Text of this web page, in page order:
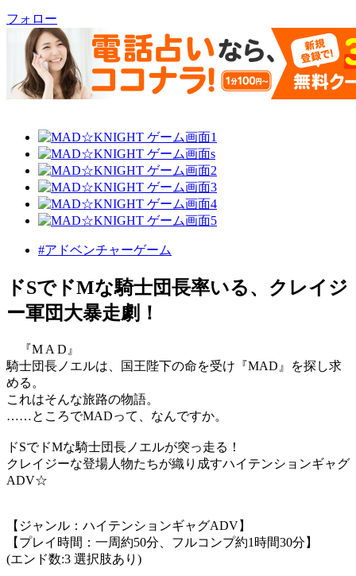
フォロー
#アドベンチャーゲーム
ドSでドMな騎士団長率いる、クレイジ
ー軍団大暴走劇！
『M A D』
騎士団長ノエルは、国王陛下の命を受け『MAD』を探し求
める。
これはそんな旅路の物語。
……ところでMADって、なんですか。
ドSでドMな騎士団長ノエルが突っ走る！
クレイジーな登場人物たちが織り成すハイテンションギャグ
ADV☆
【ジャンル：ハイテンションギャグADV】
【プレイ時間：一周約50分、フルコンプ約1時間30分】
(エンド数:3 選択肢あり)